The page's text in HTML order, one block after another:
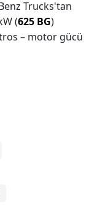
Trucks'tan
(625 BG)
– motor gücü